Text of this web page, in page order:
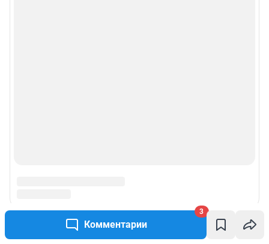
Комментарии
3